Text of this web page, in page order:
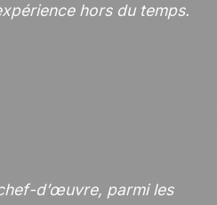
hors du temps.
d’œuvre, parmi les